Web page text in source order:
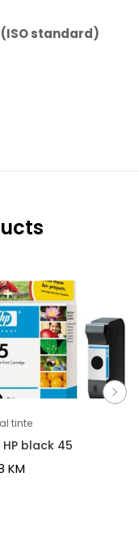
standard)
tinte
black 45
KM